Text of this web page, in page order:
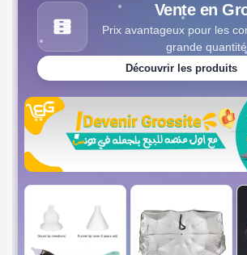
Vente en
Prix avantageux pour les
grande quantité
Découvrir les produits